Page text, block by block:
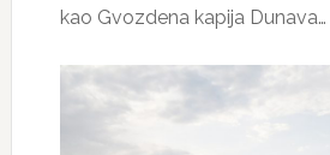
kao Gvozdena kapija Dunava…